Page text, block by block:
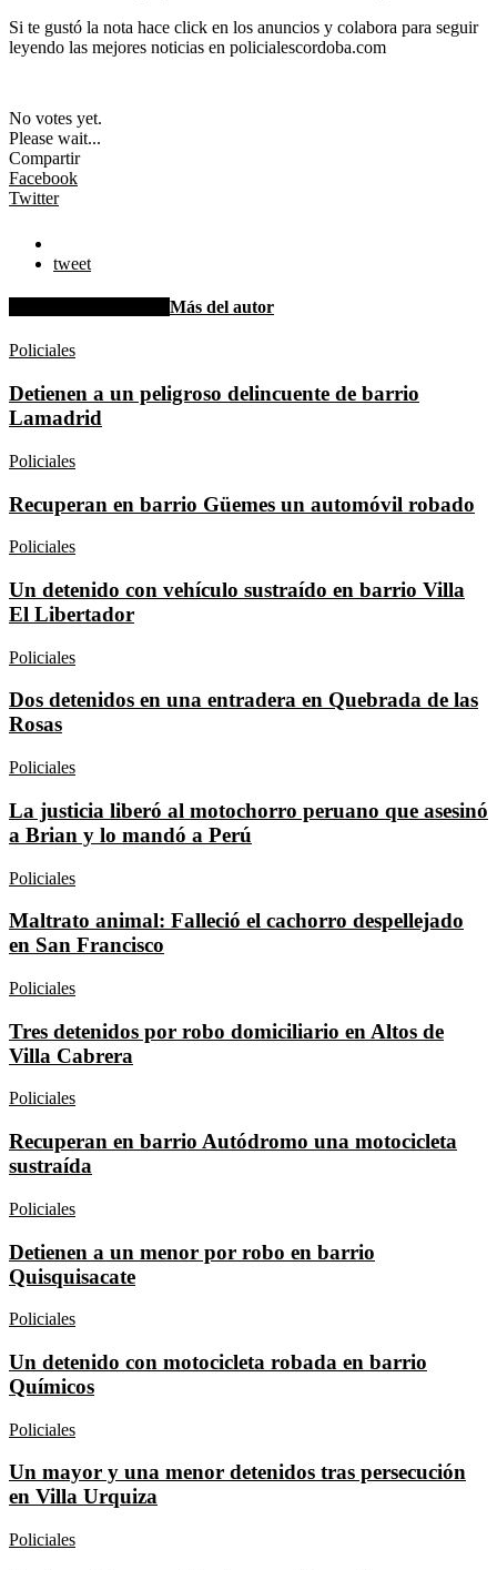
Si te gustó la nota hace click en los anuncios y colabora para seguir
leyendo las mejores noticias en policialescordoba.com
No votes yet.
Please wait...
Compartir
Facebook
Twitter
tweet
Más del autor
Policiales
Detienen a un peligroso delincuente de barrio
Lamadrid
Policiales
Recuperan en barrio Güemes un automóvil robado
Policiales
Un detenido con vehículo sustraído en barrio Villa
El Libertador
Policiales
Dos detenidos en una entradera en Quebrada de las
Rosas
Policiales
La justicia liberó al motochorro peruano que asesinó
a Brian y lo mandó a Perú
Policiales
Maltrato animal: Falleció el cachorro despellejado
en San Francisco
Policiales
Tres detenidos por robo domiciliario en Altos de
Villa Cabrera
Policiales
Recuperan en barrio Autódromo una motocicleta
sustraída
Policiales
Detienen a un menor por robo en barrio
Quisquisacate
Policiales
Un detenido con motocicleta robada en barrio
Químicos
Policiales
Un mayor y una menor detenidos tras persecución
en Villa Urquiza
Policiales